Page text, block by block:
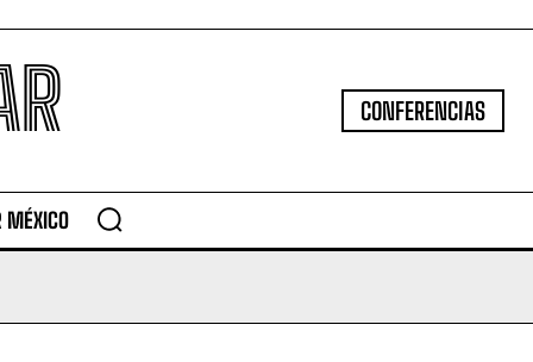
CONFERENCIAS
MÉXICO